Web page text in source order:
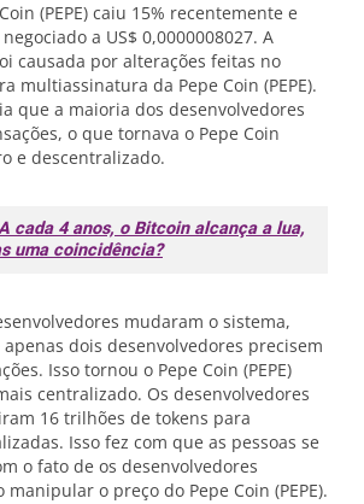
(PEPE) caiu 15% recentemente e
a US$ 0,0000008027. A
causada por alterações feitas no
multiassinatura da Pepe Coin (PEPE).
que a maioria dos desenvolvedores
o que tornava o Pepe Coin
e descentralizado.
cada 4 anos, o Bitcoin alcança a lua,
uma coincidência?
mudaram o sistema,
dois desenvolvedores precisem
Isso tornou o Pepe Coin (PEPE)
centralizado. Os desenvolvedores
16 trilhões de tokens para
Isso fez com que as pessoas se
o fato de os desenvolvedores
o preço do Pepe Coin (PEPE).